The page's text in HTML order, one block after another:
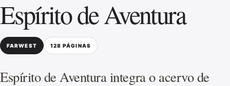
Espírito de Aventura
FARWEST 128 PÁGINAS
Espírito de Aventura integra o acervo de